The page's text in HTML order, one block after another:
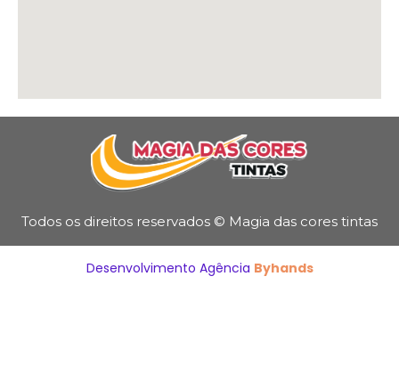
Todos os direitos reservados © Magia das cores tintas
Desenvolvimento Agência Byhands